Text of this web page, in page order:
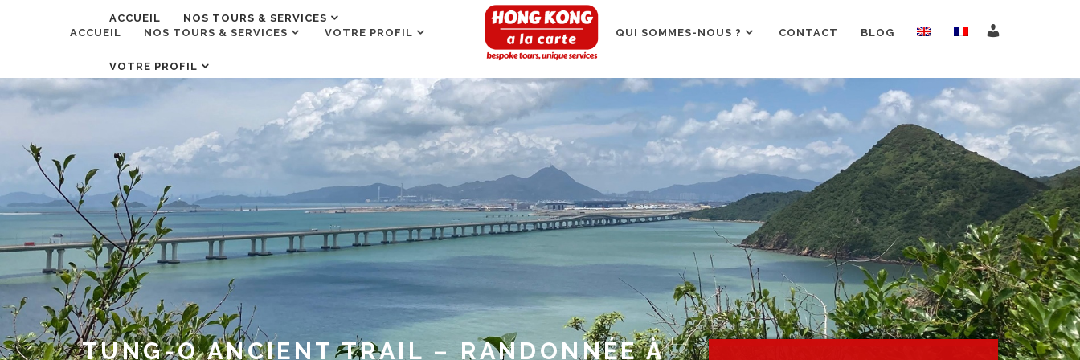
ACCUEIL NOS TOURS & SERVICES VOTRE PROFIL QUI SOMMES-NOUS ? CONTACT BLOG
ACCUEIL NOS TOURS & SERVICES
VOTRE PROFIL
TUNG-O ANCIENT TRAIL – RANDONNÉE À